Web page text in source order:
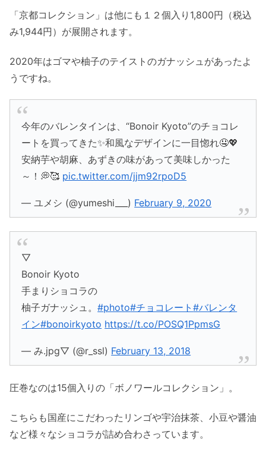
「京都コレクション」は他にも１２個入り1,800円（税込
み1,944円）が展開されます。
2020年はゴマや柚子のテイストのガナッシュがあったよ
うですね。
今年のバレンタインは、“Bonoir Kyoto”のチョコレ
ートを買ってきた✨和風なデザインに一目惚れ🤤💖
安納芋や胡麻、あずきの味があって美味しかった
～！💭🥰 pic.twitter.com/jjm92rpoD5
— ユメシ (@yumeshi___) February 9, 2020
▽
Bonoir Kyoto
手まりショコラの
柚子ガナッシュ。#photo#チョコレート#バレンタ
イン#bonoirkyoto https://t.co/POSQ1PpmsG
— み.jpg▽ (@r_ssl) February 13, 2018
圧巻なのは15個入りの「ボノワールコレクション」。
こちらも国産にこだわったリンゴや宇治抹茶、小豆や醤油
など様々なショコラが詰め合わさっています。